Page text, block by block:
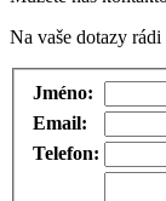
Na vaše dotazy
Jméno:
Email:
Telefon: